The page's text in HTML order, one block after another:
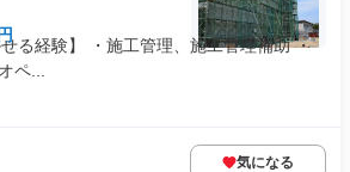
る経験】 ・施工管理、施工管理補助 ・
ペ...
気になる